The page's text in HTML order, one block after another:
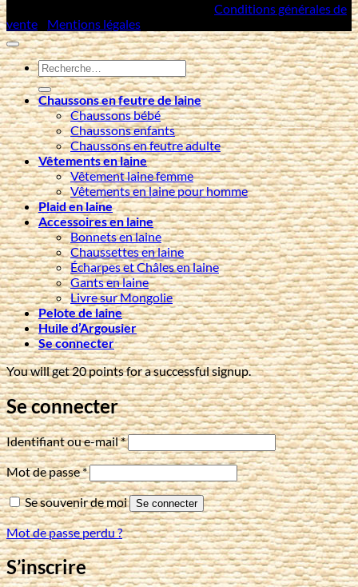
Conditions générales de
vente
Mentions légales
Recherche
pour :
Chaussons en feutre de laine
Chaussons bébé
Chaussons enfants
Chaussons en feutre adulte
Vêtements en laine
Vêtement laine femme
Vêtements en laine pour homme
Plaid en laine
Accessoires en laine
Bonnets en laine
Chaussettes en laine
Écharpes et Châles en laine
Gants en laine
Livre sur Mongolie
Pelote de laine
Huile d’Argousier
Se connecter
You will get 20 points for a successful signup.
Se connecter
Identifiant ou e-mail*Obligatoire
Mot de passe*Obligatoire
Se souvenir de moi Se connecter
Mot de passe perdu ?
S’inscrire